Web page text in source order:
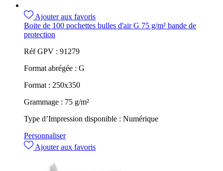
Ajouter aux favoris
Boite de 100 pochettes bulles d'air G 75 g/m² bande de
protection
Réf GPV : 91279
Format abrégée : G
Format : 250x350
Grammage : 75 g/m²
Type d’Impression disponible : Numérique
Personnaliser
Ajouter aux favoris